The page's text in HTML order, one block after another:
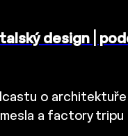
design |
o architektuře
a factory tripu